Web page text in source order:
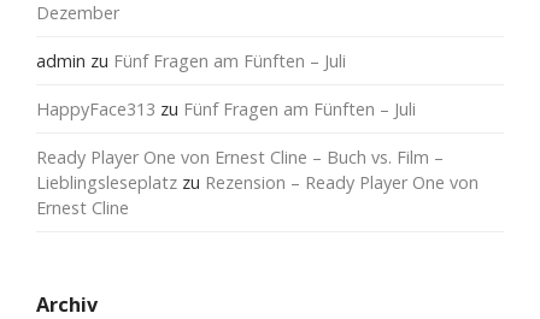
Dezember
admin zu Fünf Fragen am Fünften – Juli
HappyFace313 zu Fünf Fragen am Fünften – Juli
Ready Player One von Ernest Cline – Buch vs. Film –
Lieblingsleseplatz zu Rezension – Ready Player One von
Ernest Cline
Archiv